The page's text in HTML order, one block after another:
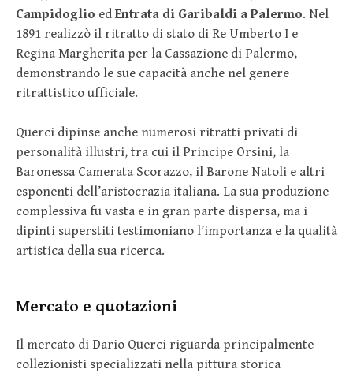
Campidoglio ed Entrata di Garibaldi a Palermo. Nel
1891 realizzò il ritratto di stato di Re Umberto I e
Regina Margherita per la Cassazione di Palermo,
demonstrando le sue capacità anche nel genere
ritrattistico ufficiale.
Querci dipinse anche numerosi ritratti privati di
personalità illustri, tra cui il Principe Orsini, la
Baronessa Camerata Scorazzo, il Barone Natoli e altri
esponenti dell’aristocrazia italiana. La sua produzione
complessiva fu vasta e in gran parte dispersa, ma i
dipinti superstiti testimoniano l’importanza e la qualità
artistica della sua ricerca.
Mercato e quotazioni
Il mercato di Dario Querci riguarda principalmente
collezionisti specializzati nella pittura storica